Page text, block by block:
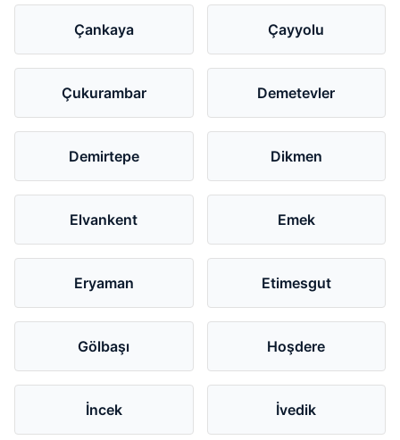
Çankaya Çayyolu
Çukurambar Demetevler
Demirtepe Dikmen
Elvankent Emek
Eryaman Etimesgut
Gölbaşı Hoşdere
İncek İvedik